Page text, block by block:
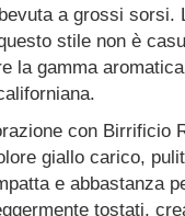
a grossi sorsi.
stile non è
la gamma
con Birrificio
giallo carico,
e abbastanza
tostati,